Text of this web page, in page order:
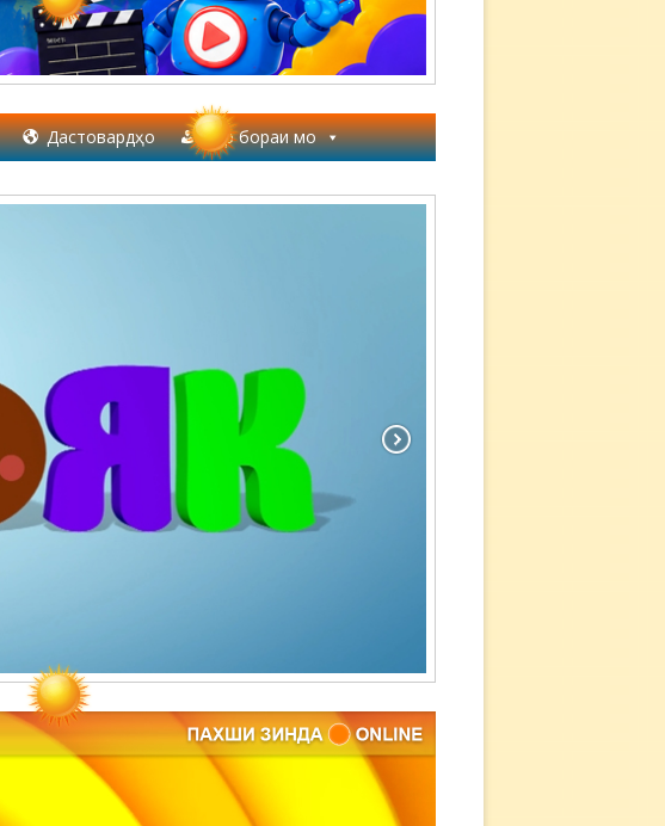
Дастовардҳо Дар бораи мо